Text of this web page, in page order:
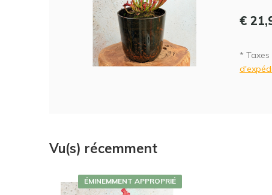
€
* Taxes
Vu(s) récemment
ÉMINEMMENT APPROPRIÉ